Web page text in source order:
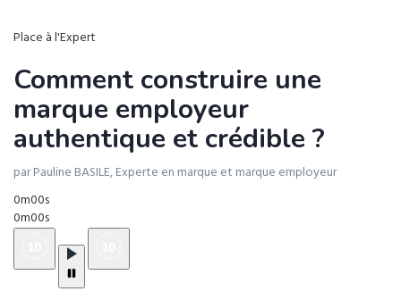
Place à l'Expert
Comment construire une
marque employeur
authentique et crédible ?
par Pauline BASILE, Experte en marque et marque employeur
0m00s
0m00s